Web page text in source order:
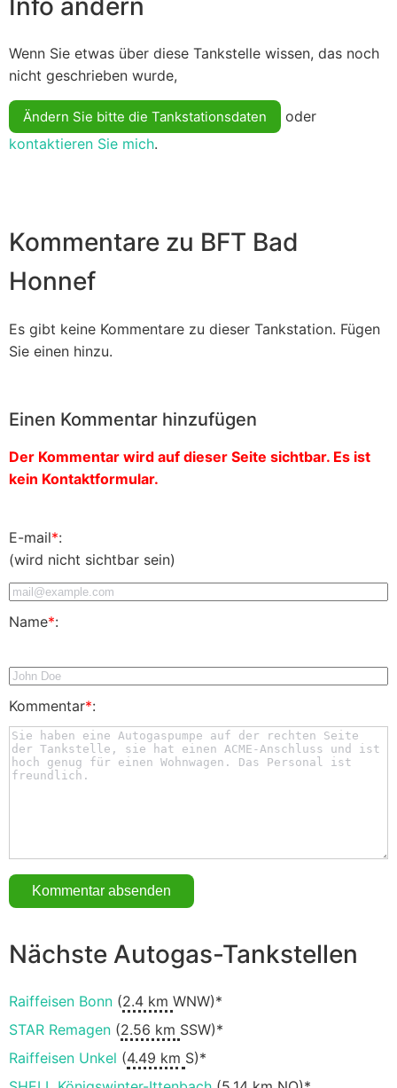
Wenn Sie etwas über diese Tankstelle wissen, das noch
nicht geschrieben wurde,
Ändern Sie bitte die Tankstationsdaten
oder
kontaktieren Sie mich.
Kommentare zu BFT Bad
Honnef
Es gibt keine Kommentare zu dieser Tankstation. Fügen
Sie einen hinzu.
Einen Kommentar hinzufügen
Der Kommentar wird auf dieser Seite sichtbar. Es ist
kein Kontaktformular.
E-mail*:
(wird nicht sichtbar sein)
Name*:
Kommentar*:
Nächste Autogas-Tankstellen
Raiffeisen Bonn (2.4 km WNW)*
STAR Remagen (2.56 km SSW)*
Raiffeisen Unkel (4.49 km S)*